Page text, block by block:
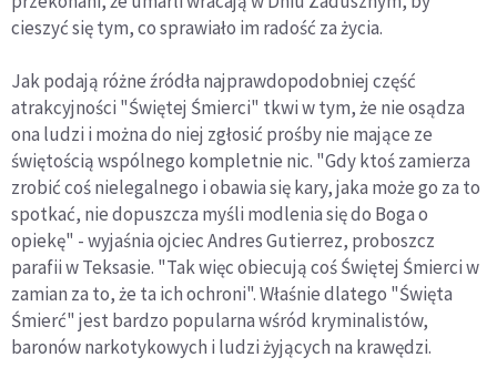
cieszyć się tym, co sprawiało im radość za życia.
Jak podają różne źródła najprawdopodobniej część
atrakcyjności "Świętej Śmierci" tkwi w tym, że nie osądza
ona ludzi i można do niej zgłosić prośby nie mające ze
świętością wspólnego kompletnie nic. "Gdy ktoś zamierza
zrobić coś nielegalnego i obawia się kary, jaka może go za to
spotkać, nie dopuszcza myśli modlenia się do Boga o
opiekę" - wyjaśnia ojciec Andres Gutierrez, proboszcz
parafii w Teksasie. "Tak więc obiecują coś Świętej Śmierci w
zamian za to, że ta ich ochroni". Właśnie dlatego "Święta
Śmierć" jest bardzo popularna wśród kryminalistów,
baronów narkotykowych i ludzi żyjących na krawędzi.